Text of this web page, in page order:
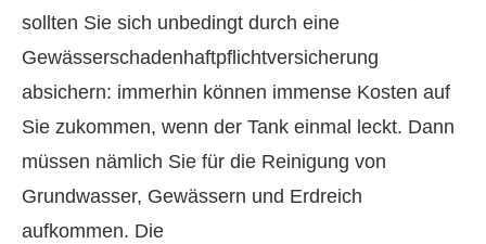
sollten Sie sich unbedingt durch eine
Gewässerschadenhaftpflichtversicherung
absichern: immerhin können immense Kosten auf
Sie zukommen, wenn der Tank einmal leckt. Dann
müssen nämlich Sie für die Reinigung von
Grundwasser, Gewässern und Erdreich
aufkommen. Die